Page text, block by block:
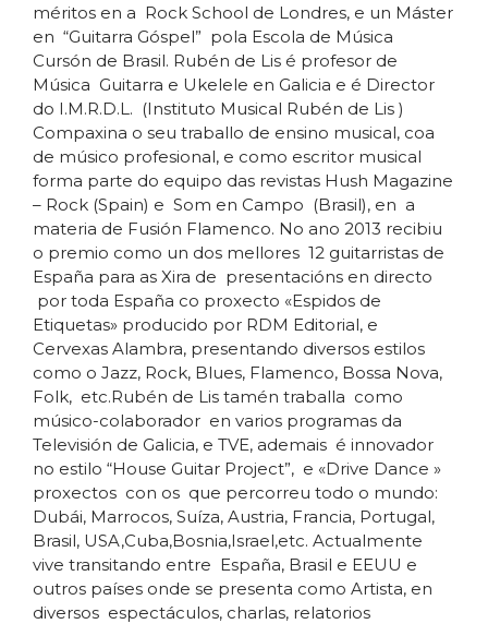
méritos en a Rock School de Londres, e un Máster
en “Guitarra Góspel” pola Escola de Música
Cursón de Brasil. Rubén de Lis é profesor de
Música Guitarra e Ukelele en Galicia e é Director
do I.M.R.D.L. (Instituto Musical Rubén de Lis )
Compaxina o seu traballo de ensino musical, coa
de músico profesional, e como escritor musical
forma parte do equipo das revistas Hush Magazine
– Rock (Spain) e Som en Campo (Brasil), en a
materia de Fusión Flamenco. No ano 2013 recibiu
o premio como un dos mellores 12 guitarristas de
España para as Xira de presentacións en directo
por toda España co proxecto «Espidos de
Etiquetas» producido por RDM Editorial, e
Cervexas Alambra, presentando diversos estilos
como o Jazz, Rock, Blues, Flamenco, Bossa Nova,
Folk, etc.Rubén de Lis tamén traballa como
músico-colaborador en varios programas da
Televisión de Galicia, e TVE, ademais é innovador
no estilo “House Guitar Project”, e «Drive Dance »
proxectos con os que percorreu todo o mundo:
Dubái, Marrocos, Suíza, Austria, Francia, Portugal,
Brasil, USA,Cuba,Bosnia,Israel,etc. Actualmente
vive transitando entre España, Brasil e EEUU e
outros países onde se presenta como Artista, en
diversos espectáculos, charlas, relatorios